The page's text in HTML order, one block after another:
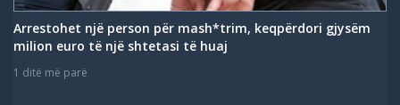
Arrestohet një person për mash*trim, keqpërdori gjysëm
milion euro të një shtetasi të huaj
1 ditë më parë